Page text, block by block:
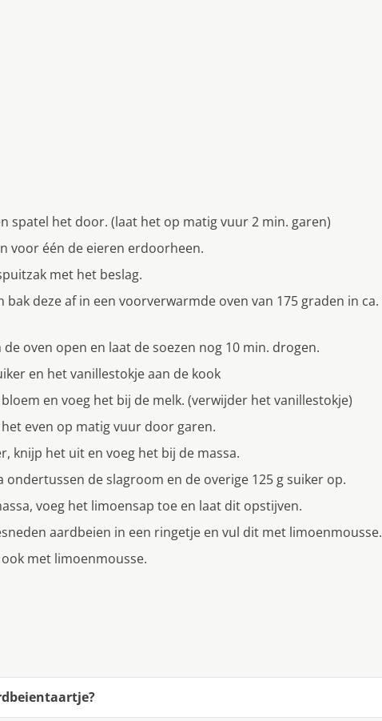
spatel het door. (laat het op matig vuur 2 min. garen)
voor één de eieren erdoorheen.
met het beslag.
deze af in een voorverwarmde oven van 175 graden in ca.
oven open en laat de soezen nog 10 min. drogen.
en het vanillestokje aan de kook
en voeg het bij de melk. (verwijder het vanillestokje)
even op matig vuur door garen.
knijp het uit en voeg het bij de massa.
ondertussen de slagroom en de overige 125 g suiker op.
voeg het limoensap toe en laat dit opstijven.
aardbeien in een ringetje en vul dit met limoenmousse.
met limoenmousse.